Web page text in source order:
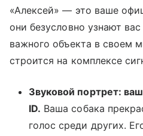
«Алексей» — это ваше
они безусловно узнают
важного объекта в своем
строится на комплексе
Звуковой портрет:
ID. Ваша собака
голос среди других.